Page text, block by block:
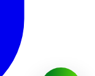
выполняется за
доставки,
и принят в
часть